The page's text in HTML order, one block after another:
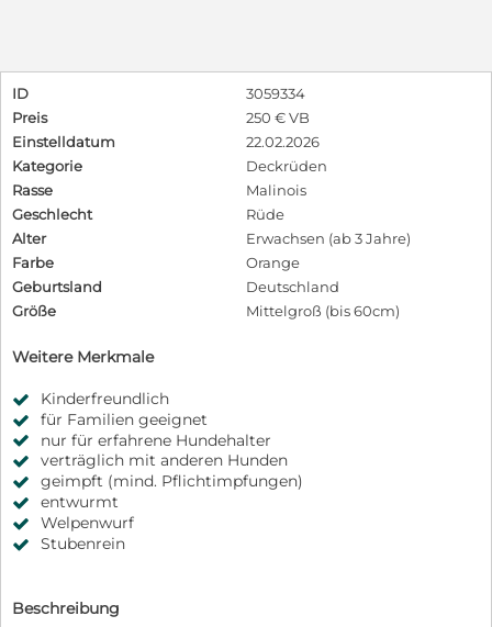
ID
3059334
Preis
250 € VB
Einstelldatum
22.02.2026
Kategorie
Deckrüden
Rasse
Malinois
Geschlecht
Rüde
Alter
Erwachsen (ab 3 Jahre)
Farbe
Orange
Geburtsland
Deutschland
Größe
Mittelgroß (bis 60cm)
Weitere Merkmale
Kinderfreundlich
für Familien geeignet
nur für erfahrene Hundehalter
verträglich mit anderen Hunden
geimpft (mind. Pflichtimpfungen)
entwurmt
Welpenwurf
Stubenrein
Beschreibung